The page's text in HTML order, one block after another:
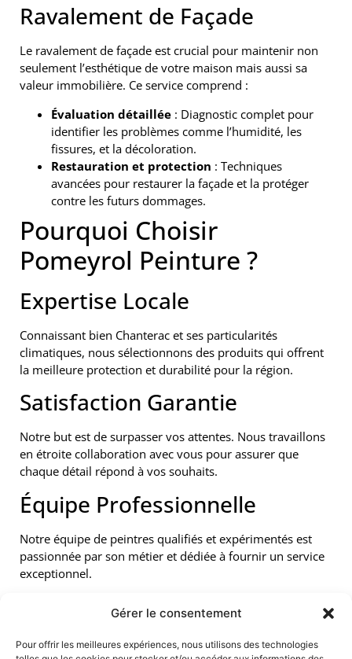
Gérer le consentement
Pour offrir les meilleures expériences, nous utilisons des technologies
Ravalement de Façade
Le ravalement de façade est crucial pour maintenir non
seulement l’esthétique de votre maison mais aussi sa
valeur immobilière. Ce service comprend :
Évaluation détaillée : Diagnostic complet pour
identifier les problèmes comme l’humidité, les
fissures, et la décoloration.
Restauration et protection : Techniques
avancées pour restaurer la façade et la protéger
contre les futurs dommages.
Pourquoi Choisir
Pomeyrol Peinture ?
Expertise Locale
Connaissant bien Chanterac et ses particularités
climatiques, nous sélectionnons des produits qui offrent
la meilleure protection et durabilité pour la région.
Satisfaction Garantie
Notre but est de surpasser vos attentes. Nous travaillons
en étroite collaboration avec vous pour assurer que
chaque détail répond à vos souhaits.
Équipe Professionnelle
Notre équipe de peintres qualifiés et expérimentés est
passionnée par son métier et dédiée à fournir un service
exceptionnel.
Notre Processus
Consultation Initiale